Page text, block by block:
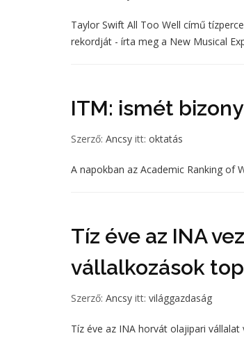
Taylor Swift All Too Well című
rekordját - írta meg a New Musical
ITM: ismét
Szerző: Ancsy itt: oktatás
A napokban az Academic Ranking of
Tíz éve az INA
vállalkozások
Szerző: Ancsy itt: világgazdaság
Tíz éve az INA horvát olajipari